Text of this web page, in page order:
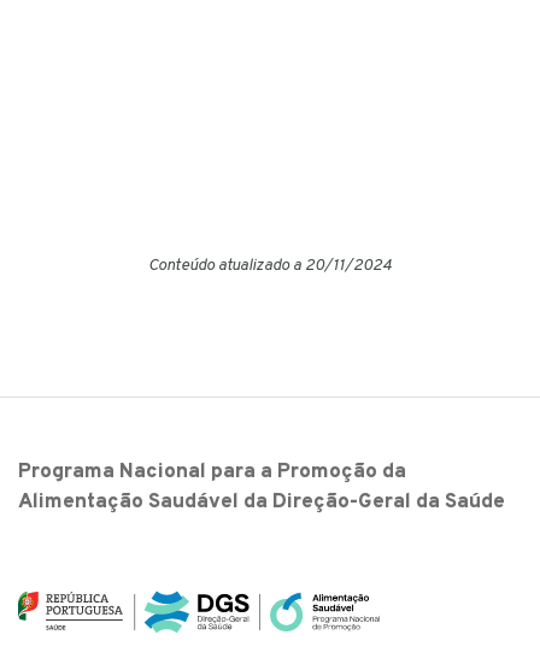
Conteúdo atualizado a 20/11/2024
Programa Nacional para a Promoção da
Alimentação Saudável da Direção-Geral da Saúde